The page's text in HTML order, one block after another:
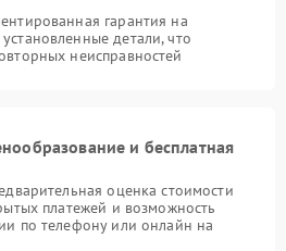
гарантия на
детали, что
неисправностей
и бесплатная
оценка стоимости
платежей и возможность
по телефону или онлайн на